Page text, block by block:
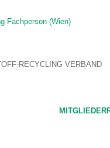
Fachperson (Wien)
RECYCLING VERBAND